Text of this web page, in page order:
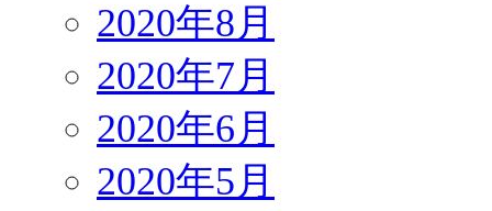
2020年8月
2020年7月
2020年6月
2020年5月